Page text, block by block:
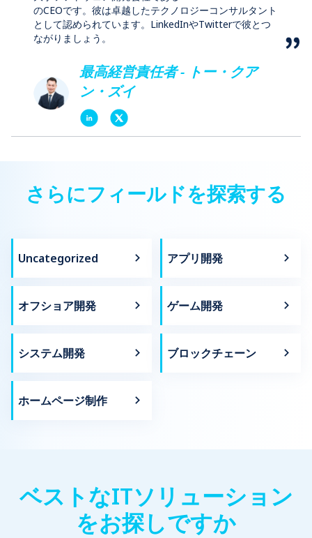
のCEOです。彼は卓越したテクノロジーコンサルタント
として認められています。LinkedInやTwitterで彼とつ
ながりましょう。
最高経営責任者 - トー・クア
ン・ズイ
さらにフィールドを探索する
Uncategorized アプリ開発
オフショア開発 ゲーム開発
システム開発 ブロックチェーン
ホームページ制作
ベストなITソリューション
をお探しですか